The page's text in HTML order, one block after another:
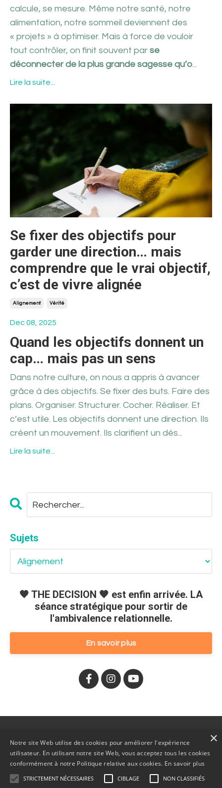
calcule, se mesure. Même notre santé, notre
alimentation, notre sommeil deviennent des
« projets » à optimiser. Mais à force de vouloir
tout contrôler, on finit souvent par se
déconnecter de la plus grande sagesse qu’o...
Lire la suite...
Se fixer des objectifs pour
garder une direction… mais
comprendre que le vrai objectif,
c’est de vivre alignée
Alignement Vérité
Dec 08, 2025
Quand les objectifs donnent un
cap… mais pas un sens
Dans notre culture, on nous a appris à avancer
grâce à des objectifs. Se fixer des buts. Faire des
plans. Organiser. Structurer. Cocher. Réaliser. Et
c’est utile. Les objectifs donnent une direction. Ils
créent un mouvement. Ils clarifient un dés...
Lire la suite...
Sujets
🧡 THE DECISION 🧡 est enfin arrivée. LA
séance stratégique pour sortir de
l'ambivalence relationnelle.
En savoir plus
Cookies et Politique de confidentialité Contact
×
Notre site Web utilise des cookies pour améliorer l'expérience
utilisateur. En utilisant notre site Web, vous acceptez tous les cookies
conformément à notre Politique relative aux cookies. En savoir plus
STRICTEMENT NÉCESSAIRES CIBLAGE NON CLASSIFIÉS